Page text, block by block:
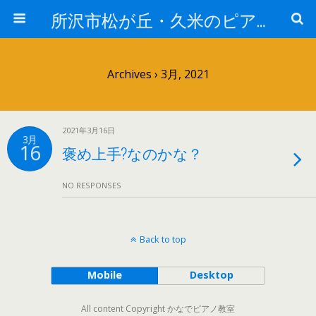
所沢市松が丘・久米のピアノ教室なら -かなでピアノ教室-
Archives › 3月, 2021
3月
16
2021年3月16日
褒め上手?なのかな？
NO RESPONSES
Back to top
Mobile Desktop
All content Copyright かなでピアノ教室